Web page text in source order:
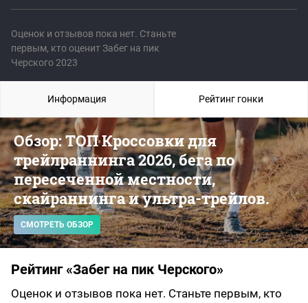
Оценок и отзывов пока нет. Станьте
первым, кто оценит Забег на пик
Черского 2023
Обзор: ТОП Кроссовки для
трейлраннинга 2026, бега по
пересеченной местности,
скайраннинга и ультра-трейлов.
СМОТРЕТЬ ОБЗОР
Рейтинг «Забег на пик Черского»
Оценок и отзывов пока нет. Станьте первым, кто
Информация Рейтинг гонки